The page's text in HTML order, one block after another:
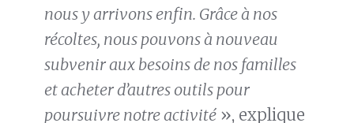
nous y arrivons enfin. Grâce à nos
récoltes, nous pouvons à nouveau
subvenir aux besoins de nos familles
et acheter d’autres outils pour
poursuivre notre activité », explique